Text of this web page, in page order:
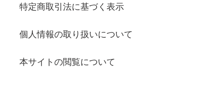
特定商取引法に基づく表示
個人情報の取り扱いについて
本サイトの閲覧について